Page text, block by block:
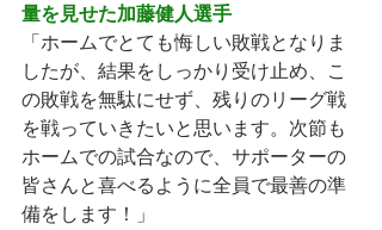
量を見せた加藤健人選手
「ホームでとても悔しい敗戦となりま
したが、結果をしっかり受け止め、こ
の敗戦を無駄にせず、残りのリーグ戦
を戦っていきたいと思います。次節も
ホームでの試合なので、サポーターの
皆さんと喜べるように全員で最善の準
備をします！」